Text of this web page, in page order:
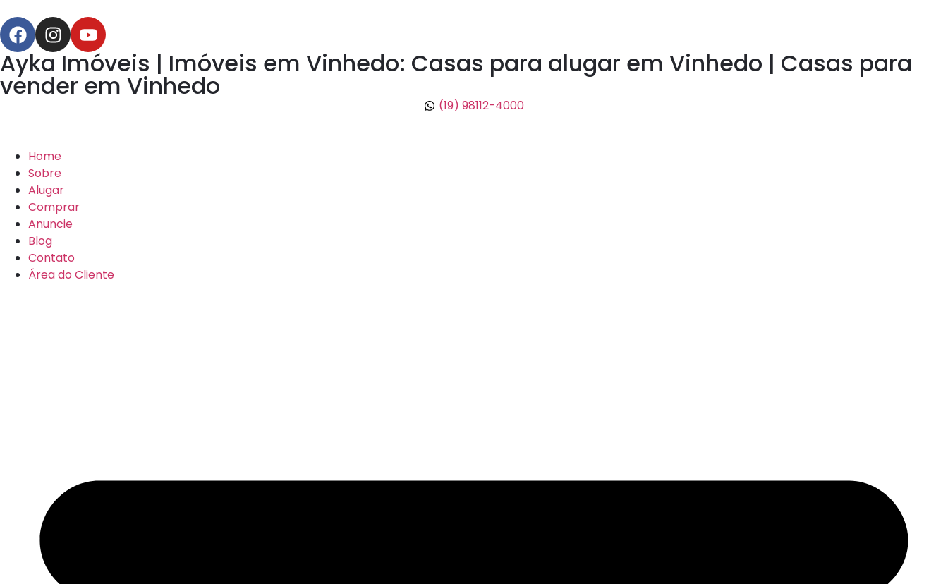
Ayka Imóveis | Imóveis em Vinhedo: Casas para alugar em Vinhedo | Casas para
vender em Vinhedo
(19) 98112-4000
Home
Sobre
Alugar
Comprar
Anuncie
Blog
Contato
Área do Cliente